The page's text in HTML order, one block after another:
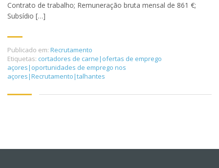
Contrato de trabalho; Remuneração bruta mensal de 861 €;
Subsídio […]
Publicado em: Recrutamento
Etiquetas: cortadores de carne|ofertas de emprego
açores|oportunidades de emprego nos
açores|Recrutamento|talhantes